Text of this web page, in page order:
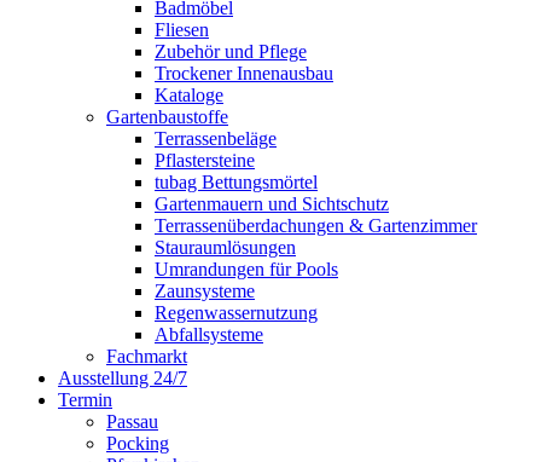
Badmöbel
Fliesen
Zubehör und Pflege
Trockener Innenausbau
Kataloge
Gartenbaustoffe
Terrassenbeläge
Pflastersteine
tubag Bettungsmörtel
Gartenmauern und Sichtschutz
Terrassenüberdachungen & Gartenzimmer
Stauraumlösungen
Umrandungen für Pools
Zaunsysteme
Regenwassernutzung
Abfallsysteme
Fachmarkt
Ausstellung 24/7
Termin
Passau
Pocking